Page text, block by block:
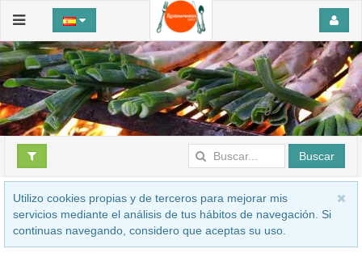
Buscar
Utilizo cookies propias y de terceros para mejorar mis
servicios mediante el análisis de tus hábitos de navegación. Si
continuas navegando, considero que aceptas su uso.